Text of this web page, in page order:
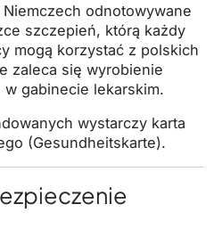
odnotowywane
szczepień, którą każdy
mogą korzystać z polskich
zaleca się wyrobienie
gabinecie lekarskim.
wystarczy karta
(Gesundheitskarte).